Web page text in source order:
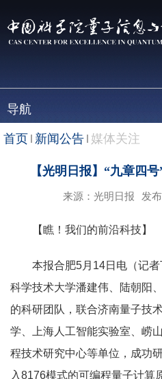
导航
首页 新闻公告 媒体关注
【光明日报】“九章四
来源：光明日报 发
【瞧！我们的前沿科技】
本报合肥5月14日电（记者
科学技术大学潘建伟、陆朝阳
的科研团队，联合济南量子技
学、上海人工智能实验室、崂
程技术研究中心等单位，成功
入8176模式的可编程量子计算